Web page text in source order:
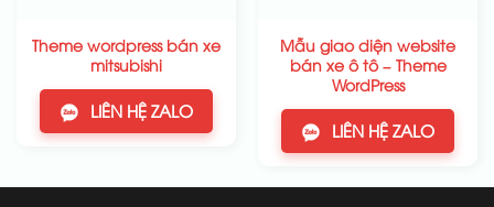
Theme wordpress bán xe
mitsubishi
LIÊN HỆ ZALO
Mẫu giao diện website
bán xe ô tô – Theme
WordPress
LIÊN HỆ ZALO